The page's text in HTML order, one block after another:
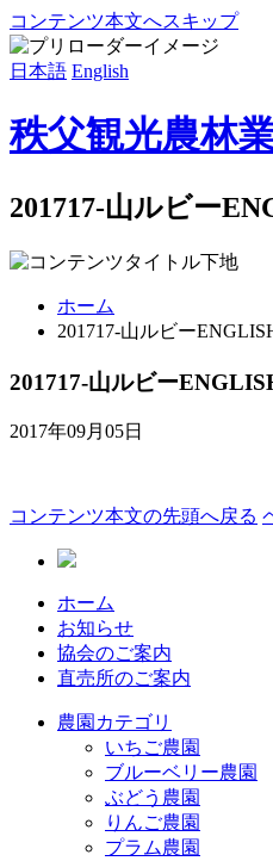
コンテンツ本文へスキップ
日本語 English
秩父観光農林
201717-山ルビー
ホーム
201717-山ルビー
201717-山ルビー
2017年09月05日
コンテンツ本文の先頭へ戻る
ホーム
お知らせ
協会のご案内
直売所のご案内
農園カテゴリ
いちご農園
ブルーベリー農園
ぶどう農園
りんご農園
プラム農園